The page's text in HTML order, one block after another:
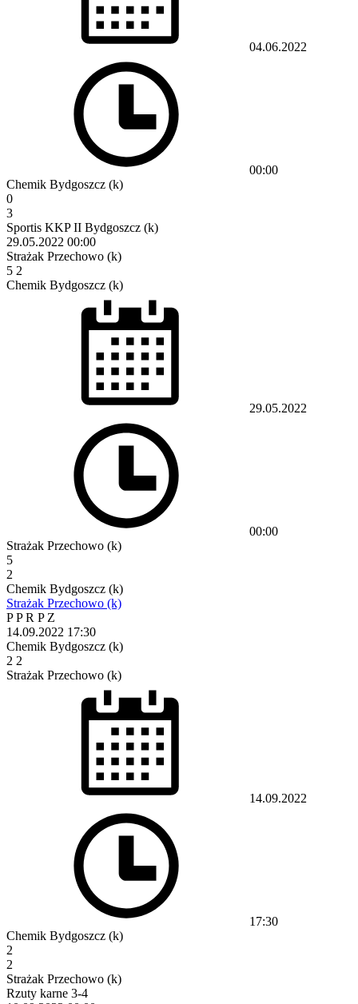
04.06.2022
00:00
Chemik Bydgoszcz (k)
0
3
Sportis KKP II Bydgoszcz (k)
29.05.2022 00:00
Strażak Przechowo (k)
5 2
Chemik Bydgoszcz (k)
29.05.2022
00:00
Strażak Przechowo (k)
5
2
Chemik Bydgoszcz (k)
Strażak Przechowo (k)
PPR PZ
14.09.2022 17:30
Chemik Bydgoszcz (k)
2 2
Strażak Przechowo (k)
14.09.2022
17:30
Chemik Bydgoszcz (k)
2
2
Strażak Przechowo (k)
Rzuty karne 3-4